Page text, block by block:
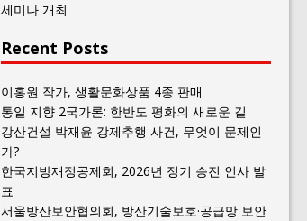
세미나 개최
Recent Posts
이홍원 작가, 생활문화상품 4종 판매
통일 지향 2국가론: 한반도 평화의 새로운 길
강산건설 박재윤 강제추행 사건, 무엇이 문제인
가?
한국지방재정공제회, 2026년 정기 승진 인사 발
표
서울방산보안협의회, 방산기술보호·공급망 보안